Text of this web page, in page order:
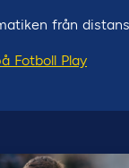
från
Fotboll Play